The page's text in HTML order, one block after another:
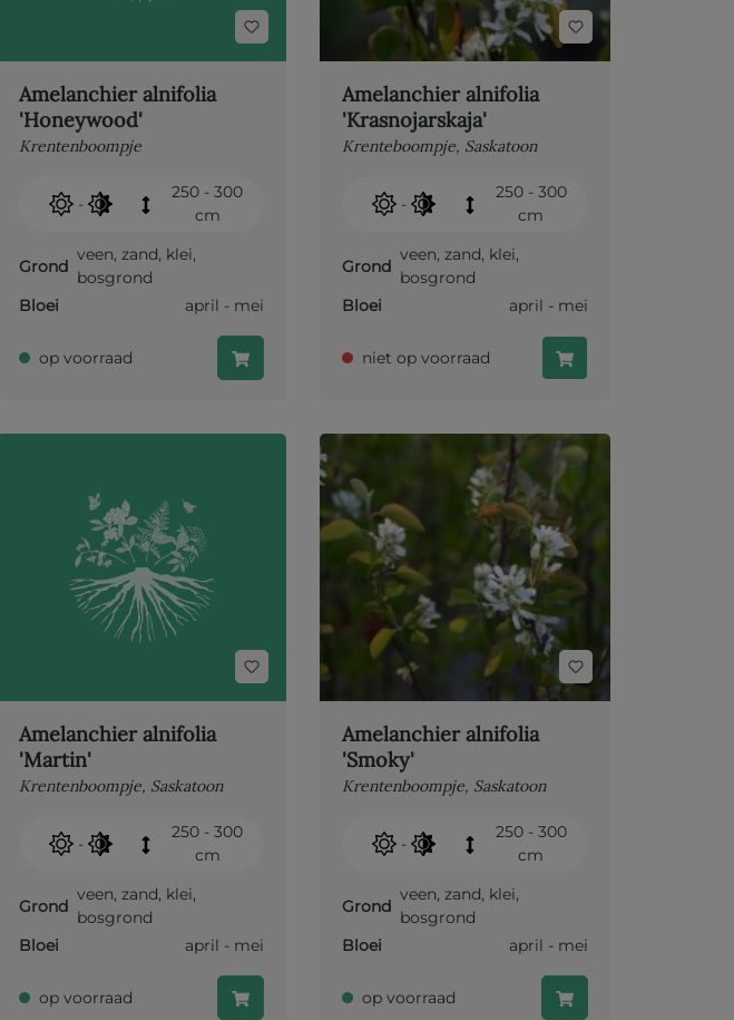
Amelanchier alnifolia
'Honeywood'
Krentenboompje
-
250 - 300
cm
Grond
veen, zand, klei,
bosgrond
Bloei
april - mei
op voorraad
Amelanchier alnifolia
'Krasnojarskaja'
Krenteboompje, Saskatoon
-
250 - 300
cm
Grond
veen,zand, klei,
bosgrond
Bloei
april - mei
niet op voorraad
Amelanchier alnifolia
'Martin'
Krentenboompje, Saskatoon
-
250 - 300
cm
Grond
veen, zand, klei,
bosgrond
Bloei
april - mei
op voorraad
Amelanchier alnifolia
'Smoky'
Krentenboompje, Saskatoon
-
250 - 300
cm
Grond
veen,zand, klei,
bosgrond
Bloei
april - mei
op voorraad